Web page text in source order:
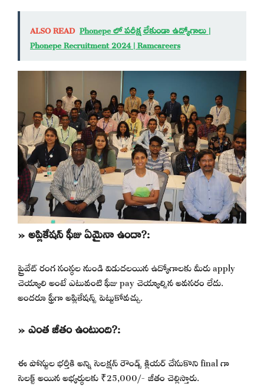
ALSO READ Phonepe లో పరీక్ష లేకుండా ఉద్యోగాలు |
Phonepe Recruitment 2024 | Ramcareers
» అప్లికేషన్ ఫీజు ఏమైనా ఉందా?:
ప్రైవేట్ రంగ సంస్థల నుండి విడుదలయిన ఉద్యోగాలకు మీరు apply
చెయ్యాలి అంటే ఎటువంటి ఫీజు pay చెయ్యాల్సిన అవసరం లేదు.
అందరూ ఫ్రీగా అప్లికేషన్స్ పెట్టుకోవచ్చు.
» ఎంత జీతం ఉంటుంది?:
ఈ పోస్టుల భర్తీకి అన్ని సెలక్షన్ రౌండ్స్ క్లియర్ చేసుకొని final గా
సెలక్ట్ అయిన అభ్యర్థులకు ₹25,000/- జీతం చెల్లిస్తారు.